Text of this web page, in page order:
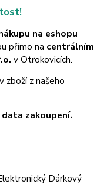
na eshopu
přímo na centrálním
v Otrokovicích.
zboží z našeho
zakoupení.
Dárkový